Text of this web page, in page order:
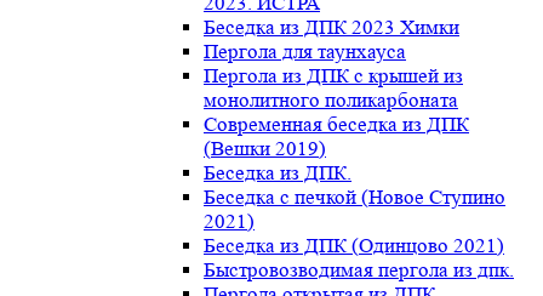
Беседка из ДПК 2023 Химки
Пергола для таунхауса
Пергола из ДПК с крышей из
монолитного поликарбоната
Современная беседка из ДПК
(Вешки 2019)
Беседка из ДПК.
Беседка с печкой (Новое Ступино
2021)
Беседка из ДПК (Одинцово 2021)
Быстровозводимая пергола из дпк.